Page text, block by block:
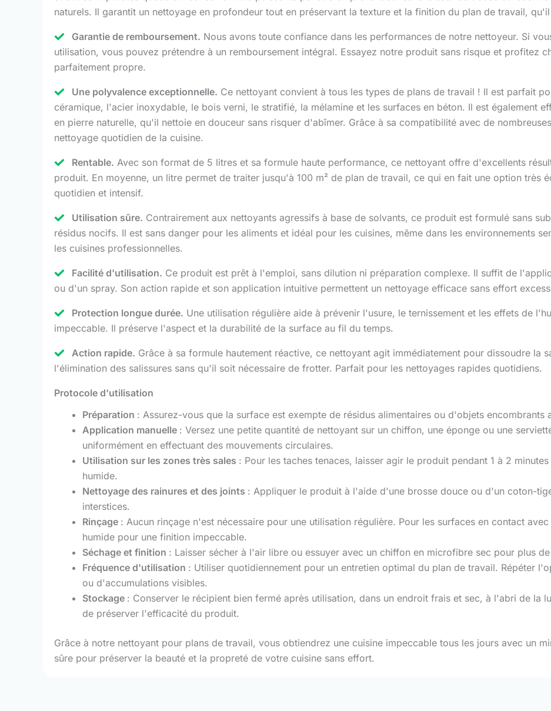
naturels. Il garantit un nettoyage en profondeur tout en préservant la texture et la finition du plan de travail,
Garantie de remboursement. Nous avons toute confiance dans les performances de notre nettoyeur. Si
utilisation, vous pouvez prétendre à un remboursement intégral. Essayez notre produit sans risque et profitez
parfaitement propre.
Une polyvalence exceptionnelle. Ce nettoyant convient à tous les types de plans de travail ! Il est parfait
céramique, l'acier inoxydable, le bois verni, le stratifié, la mélamine et les surfaces en béton. Il est également
en pierre naturelle, qu'il nettoie en douceur sans risquer d'abîmer. Grâce à sa compatibilité avec de
nettoyage quotidien de la cuisine.
Rentable. Avec son format de 5 litres et sa formule haute performance, ce nettoyant offre d'excellents
produit. En moyenne, un litre permet de traiter jusqu'à 100 m² de plan de travail, ce qui en fait une option très
quotidien et intensif.
Utilisation sûre. Contrairement aux nettoyants agressifs à base de solvants, ce produit est formulé sans
résidus nocifs. Il est sans danger pour les aliments et idéal pour les cuisines, même dans les environnements
les cuisines professionnelles.
Facilité d'utilisation. Ce produit est prêt à l'emploi, sans dilution ni préparation complexe. Il suffit de
ou d'un spray. Son action rapide et son application intuitive permettent un nettoyage efficace sans effort
Protection longue durée. Une utilisation régulière aide à prévenir l'usure, le ternissement et les effets de
impeccable. Il préserve l'aspect et la durabilité de la surface au fil du temps.
Action rapide. Grâce à sa formule hautement réactive, ce nettoyant agit immédiatement pour dissoudre la
l'élimination des salissures sans qu'il soit nécessaire de frotter. Parfait pour les nettoyages rapides quotidiens.
Protocole d'utilisation
Préparation : Assurez-vous que la surface est exempte de résidus alimentaires ou d'objets encombrants
Application manuelle : Versez une petite quantité de nettoyant sur un chiffon, une éponge ou une
uniformément en effectuant des mouvements circulaires.
Utilisation sur les zones très sales : Pour les taches tenaces, laisser agir le produit pendant 1 à 2
humide.
Nettoyage des rainures et des joints : Appliquer le produit à l'aide d'une brosse douce ou d'un coton-
interstices.
Rinçage : Aucun rinçage n'est nécessaire pour une utilisation régulière. Pour les surfaces en contact
humide pour une finition impeccable.
Séchage et finition : Laisser sécher à l'air libre ou essuyer avec un chiffon en microfibre sec pour plus
Fréquence d'utilisation : Utiliser quotidiennement pour un entretien optimal du plan de travail. Répéter
ou d'accumulations visibles.
Stockage : Conserver le récipient bien fermé après utilisation, dans un endroit frais et sec, à l'abri de la
de préserver l'efficacité du produit.
Grâce à notre nettoyant pour plans de travail, vous obtiendrez une cuisine impeccable tous les jours avec un
sûre pour préserver la beauté et la propreté de votre cuisine sans effort.